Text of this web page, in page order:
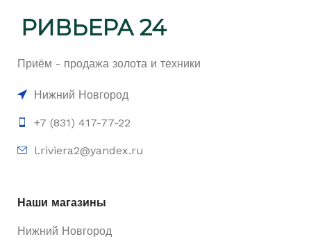
Приём - продажа золота и техники
Нижний Новгород
+7 (831) 417-77-22
l.riviera2@yandex.ru
Наши магазины
Нижний Новгород